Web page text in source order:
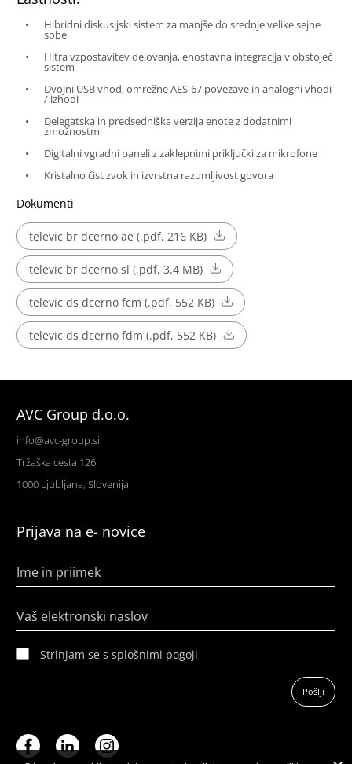
Hibridni diskusijski sistem za manjše do srednje velike sejne
sobe
Hitra vzpostavitev delovanja, enostavna integracija v obstoječ
sistem
Dvojni USB vhod, omrežne AES-67 povezave in analogni vhodi
/ izhodi
Delegatska in predsedniška verzija enote z dodatnimi
zmožnostmi
Digitalni vgradni paneli z zaklepnimi priključki za mikrofone
Kristalno čist zvok in izvrstna razumljivost govora
Dokumenti
televic br dcerno ae (.pdf, 216 KB)
televic br dcerno sl (.pdf, 3.4 MB)
televic ds dcerno fcm (.pdf, 552 KB)
televic ds dcerno fdm (.pdf, 552 KB)
AVC Group d.o.o.
info@avc-group.si
Tržaška cesta 126
1000 Ljubljana, Slovenija
Prijava na e- novice
Ime in priimek
Vaš elektronski naslov
Strinjam se s splošnimi pogoji
Pošlji